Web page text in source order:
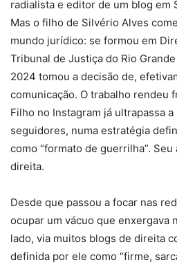
radialista e editor de um blog em
Mas o filho de Silvério Alves
mundo jurídico: se formou em
Tribunal de Justiça do Rio
2024 tomou a decisão de,
comunicação. O trabalho rendeu
Filho no Instagram já ultrapassa a
seguidores, numa estratégia
como “formato de guerrilha”.
direita.
Desde que passou a focar nas
ocupar um vácuo que enxergava
lado, via muitos blogs de direita
definida por ele como “firme,